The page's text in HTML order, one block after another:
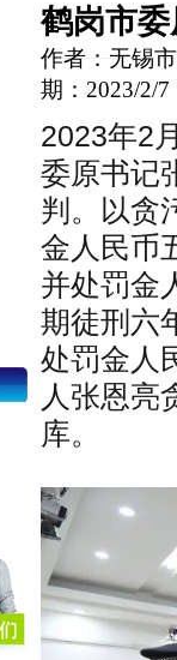
鹤岗市
作者：无锡
期：2023/2/7
2023年2
委原书记
判。以贪
金人民币
并处罚金
期徒刑六
处罚金人
人张恩亮
库。